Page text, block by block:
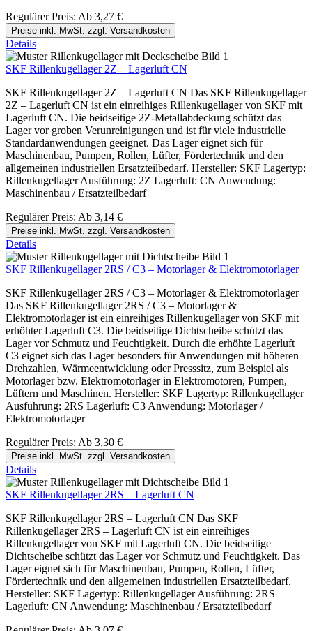
Regulärer Preis: Ab 3,27 €
Preise inkl. MwSt. zzgl. Versandkosten
Details
SKF Rillenkugellager 2Z – Lagerluft CN
SKF Rillenkugellager 2Z – Lagerluft CN Das SKF Rillenkugellager
2Z – Lagerluft CN ist ein einreihiges Rillenkugellager von SKF mit
Lagerluft CN. Die beidseitige 2Z-Metallabdeckung schützt das
Lager vor groben Verunreinigungen und ist für viele industrielle
Standardanwendungen geeignet. Das Lager eignet sich für
Maschinenbau, Pumpen, Rollen, Lüfter, Fördertechnik und den
allgemeinen industriellen Ersatzteilbedarf. Hersteller: SKF Lagertyp:
Rillenkugellager Ausführung: 2Z Lagerluft: CN Anwendung:
Maschinenbau / Ersatzteilbedarf
Regulärer Preis: Ab 3,14 €
Preise inkl. MwSt. zzgl. Versandkosten
Details
SKF Rillenkugellager 2RS / C3 – Motorlager & Elektromotorlager
SKF Rillenkugellager 2RS / C3 – Motorlager & Elektromotorlager
Das SKF Rillenkugellager 2RS / C3 – Motorlager &
Elektromotorlager ist ein einreihiges Rillenkugellager von SKF mit
erhöhter Lagerluft C3. Die beidseitige Dichtscheibe schützt das
Lager vor Schmutz und Feuchtigkeit. Durch die erhöhte Lagerluft
C3 eignet sich das Lager besonders für Anwendungen mit höheren
Drehzahlen, Wärmeentwicklung oder Presssitz, zum Beispiel als
Motorlager bzw. Elektromotorlager in Elektromotoren, Pumpen,
Lüftern und Maschinen. Hersteller: SKF Lagertyp: Rillenkugellager
Ausführung: 2RS Lagerluft: C3 Anwendung: Motorlager /
Elektromotorlager
Regulärer Preis: Ab 3,30 €
Preise inkl. MwSt. zzgl. Versandkosten
Details
SKF Rillenkugellager 2RS – Lagerluft CN
SKF Rillenkugellager 2RS – Lagerluft CN Das SKF
Rillenkugellager 2RS – Lagerluft CN ist ein einreihiges
Rillenkugellager von SKF mit Lagerluft CN. Die beidseitige
Dichtscheibe schützt das Lager vor Schmutz und Feuchtigkeit. Das
Lager eignet sich für Maschinenbau, Pumpen, Rollen, Lüfter,
Fördertechnik und den allgemeinen industriellen Ersatzteilbedarf.
Hersteller: SKF Lagertyp: Rillenkugellager Ausführung: 2RS
Lagerluft: CN Anwendung: Maschinenbau / Ersatzteilbedarf